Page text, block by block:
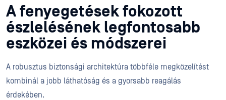
A fenyegetések fokozott
észlelésének legfontosabb
eszközei és módszerei
A robusztus biztonsági architektúra többféle megközelítést
kombinál a jobb láthatóság és a gyorsabb reagálás
érdekében.